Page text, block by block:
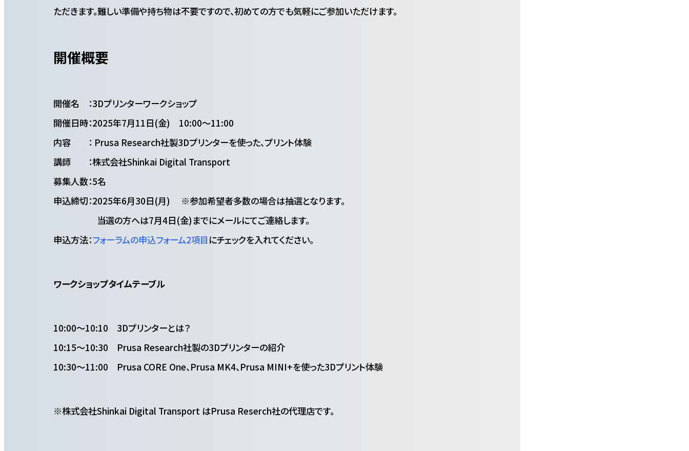
ただきます。難しい準備や持ち物は不要ですので、初めての方でも気軽にご参加いただけます。
開催概要
開催名 ：3Dプリンターワークショップ
開催日時：2025年7月11日(金) 10:00～11:00
内容 ： Prusa Research社製3Dプリンターを使った、プリント体験
講師 ：株式会社Shinkai Digital Transport
募集人数：5名
申込締切：2025年6月30日(月) ※参加希望者多数の場合は抽選となります。
当選の方へは7月4日(金)までにメールにてご連絡します。
申込方法：フォーラムの申込フォーム2項目 にチェックを入れてください。
ワークショップタイムテーブル
10:00～10:10 3Dプリンターとは？
10:15～10:30 Prusa Research社製の3Dプリンターの紹介
10:30～11:00 Prusa CORE One、Prusa MK4、Prusa MINI+を使った3Dプリント体験
※株式会社Shinkai Digital Transport はPrusa Reserch社の代理店です。